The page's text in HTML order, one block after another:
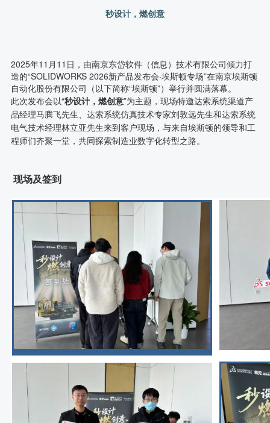
秒设计，燃创意
2025年11月11日，由南京东岱软件（信息）技术有限公司倾力打
造的“SOLIDWORKS 2026新产品发布会·埃斯顿专场”在南京埃斯顿
自动化股份有限公司（以下简称“埃斯顿”）举行并圆满落幕。
此次发布会以“秒设计，燃创意”为主题，现场特邀达索系统渠道产
品经理马腾飞先生、达索系统仿真技术专家刘敦远先生和达索系统
电气技术经理林立亚先生来到客户现场，与来自埃斯顿的领导和工
程师们齐聚一堂，共同探索制造业数字化转型之路。
现场及签到